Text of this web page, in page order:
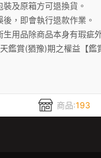
及原箱方可退換貨。
，即會執行退款作業。
用品除商品本身有瑕疵
鑑賞(猶豫)期之權益【鑑
商品:193